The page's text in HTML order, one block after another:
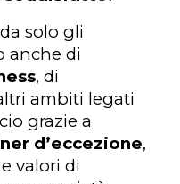
solo gli
anche di
, di
ambiti legati
grazie a
d’eccezione,
valori di